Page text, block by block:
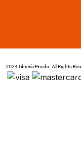
2024 Librería Pinedo. All Rights